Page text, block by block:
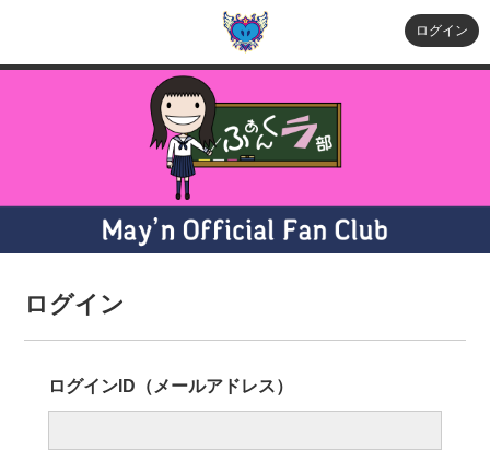
ログイン
ログイン
ログインID（メールアドレス）